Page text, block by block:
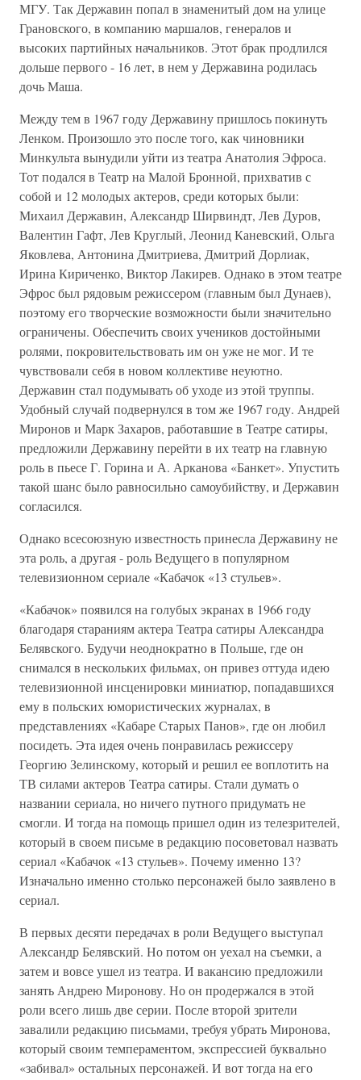
МГУ. Так Державин попал в знаменитый дом на улице
Грановского, в компанию маршалов, генералов и
высоких партийных начальников. Этот брак продлился
дольше первого - 16 лет, в нем у Державина родилась
дочь Маша.
Между тем в 1967 году Державину пришлось покинуть
Ленком. Произошло это после того, как чиновники
Минкульта вынудили уйти из театра Анатолия Эфроса.
Тот подался в Театр на Малой Бронной, прихватив с
собой и 12 молодых актеров, среди которых были:
Михаил Державин, Александр Ширвиндт, Лев Дуров,
Валентин Гафт, Лев Круглый, Леонид Каневский, Ольга
Яковлева, Антонина Дмитриева, Дмитрий Дорлиак,
Ирина Кириченко, Виктор Лакирев. Однако в этом театре
Эфрос был рядовым режиссером (главным был Дунаев),
поэтому его творческие возможности были значительно
ограничены. Обеспечить своих учеников достойными
ролями, покровительствовать им он уже не мог. И те
чувствовали себя в новом коллективе неуютно.
Державин стал подумывать об уходе из этой труппы.
Удобный случай подвернулся в том же 1967 году. Андрей
Миронов и Марк Захаров, работавшие в Театре сатиры,
предложили Державину перейти в их театр на главную
роль в пьесе Г. Горина и А. Арканова «Банкет». Упустить
такой шанс было равносильно самоубийству, и Державин
согласился.
Однако всесоюзную известность принесла Державину не
эта роль, а другая - роль Ведущего в популярном
телевизионном сериале «Кабачок «13 стульев».
«Кабачок» появился на голубых экранах в 1966 году
благодаря стараниям актера Театра сатиры Александра
Белявского. Будучи неоднократно в Польше, где он
снимался в нескольких фильмах, он привез оттуда идею
телевизионной инсценировки миниатюр, попадавшихся
ему в польских юмористических журналах, в
представлениях «Кабаре Старых Панов», где он любил
посидеть. Эта идея очень понравилась режиссеру
Георгию Зелинскому, который и решил ее воплотить на
ТВ силами актеров Театра сатиры. Стали думать о
названии сериала, но ничего путного придумать не
смогли. И тогда на помощь пришел один из телезрителей,
который в своем письме в редакцию посоветовал назвать
сериал «Кабачок «13 стульев». Почему именно 13?
Изначально именно столько персонажей было заявлено в
сериал.
В первых десяти передачах в роли Ведущего выступал
Александр Белявский. Но потом он уехал на съемки, а
затем и вовсе ушел из театра. И вакансию предложили
занять Андрею Миронову. Но он продержался в этой
роли всего лишь две серии. После второй зрители
завалили редакцию письмами, требуя убрать Миронова,
который своим темпераментом, экспрессией буквально
«забивал» остальных персонажей. И вот тогда на его